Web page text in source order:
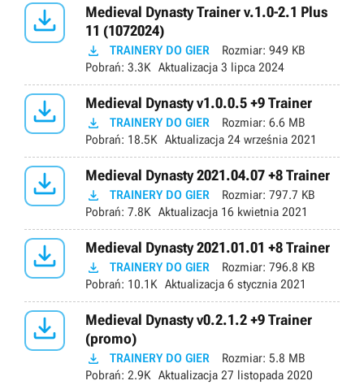

Medieval Dynasty Trainer v.1.0-2.1 Plus
11 (1072024)
 TRAINERY DO GIER Rozmiar: 949 KB
Pobrań: 3.3K Aktualizacja 3 lipca 2024
 Medieval Dynasty v1.0.0.5 +9 Trainer
 TRAINERY DO GIER Rozmiar: 6.6 MB
Pobrań: 18.5K Aktualizacja 24 września 2021
 Medieval Dynasty 2021.04.07 +8 Trainer
 TRAINERY DO GIER Rozmiar: 797.7 KB
Pobrań: 7.8K Aktualizacja 16 kwietnia 2021
 Medieval Dynasty 2021.01.01 +8 Trainer
 TRAINERY DO GIER Rozmiar: 796.8 KB
Pobrań: 10.1K Aktualizacja 6 stycznia 2021

Medieval Dynasty v0.2.1.2 +9 Trainer
(promo)
 TRAINERY DO GIER Rozmiar: 5.8 MB
Pobrań: 2.9K Aktualizacja 27 listopada 2020